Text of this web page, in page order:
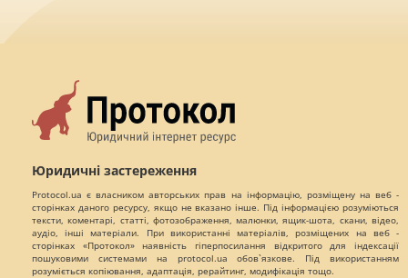
Юридичні застереження
Protocol.ua є власником авторських прав на інформацію, розміщену на веб -
сторінках даного ресурсу, якщо не вказано інше. Під інформацією розуміються
тексти, коментарі, статті, фотозображення, малюнки, ящик-шота, скани, відео,
аудіо, інші матеріали. При використанні матеріалів, розміщених на веб -
сторінках «Протокол» наявність гіперпосилання відкритого для індексації
пошуковими системами на protocol.ua обов`язкове. Під використанням
розуміється копіювання, адаптація, рерайтинг, модифікація тощо.